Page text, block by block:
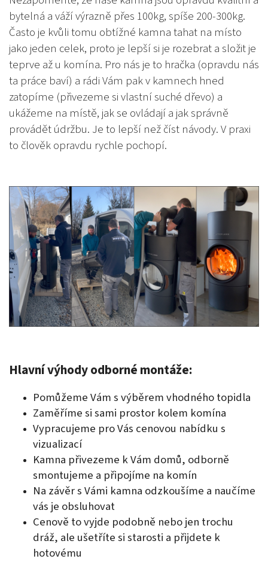
bytelná a váží výrazně přes 100kg, spíše 200-300kg.
Často je kvůli tomu obtížné kamna tahat na místo
jako jeden celek, proto je lepší si je rozebrat a složit je
teprve až u komína. Pro nás je to hračka (opravdu nás
ta práce baví) a rádi Vám pak v kamnech hned
zatopíme (přivezeme si vlastní suché dřevo) a
ukážeme na místě, jak se ovládají a jak správně
provádět údržbu. Je to lepší než číst návody. V praxi
to člověk opravdu rychle pochopí.
Hlavní výhody odborné montáže:
Pomůžeme Vám s výběrem vhodného topidla
Zaměříme si sami prostor kolem komína
Vypracujeme pro Vás cenovou nabídku s
vizualizací
Kamna přivezeme k Vám domů, odborně
smontujeme a připojíme na komín
Na závěr s Vámi kamna odzkoušíme a naučíme
vás je obsluhovat
Cenově to vyjde podobně nebo jen trochu
dráž, ale ušetříte si starosti a přijdete k
hotovému